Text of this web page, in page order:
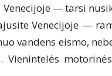
— tarsi
Venecijoje —
vandens eismo,
Vienintelės